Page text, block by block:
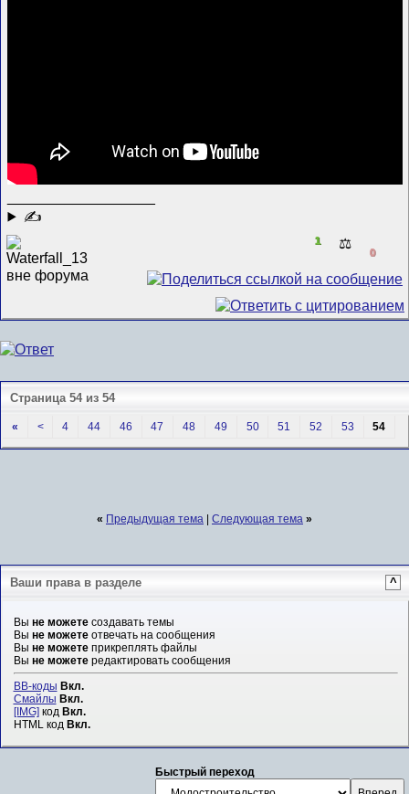
✍
1 ⚖️
0
Страница 54 из 54
« < 4 44 46 47 48 49 50 51 52 53 54
« Предыдущая тема | Следующая тема »
Ваши права в разделе ^
Вы не можетесоздавать темы
Вы не можетеотвечать на сообщения
Вы не можетеприкреплять файлы
Вы не можетередактировать сообщения
BB-коды Вкл.
Смайлы Вкл.
[IMG] код Вкл.
HTML код Вкл.
Быстрый переход